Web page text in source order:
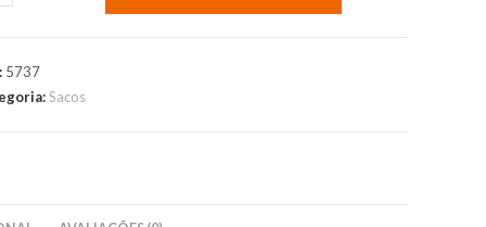
5737
Sacos